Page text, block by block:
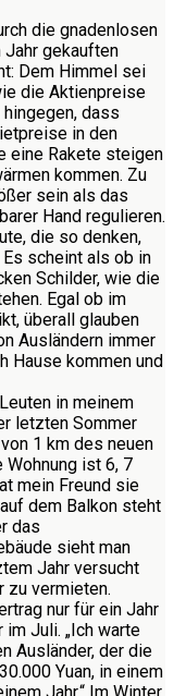
die gnadenlosen
gekauften
Dem Himmel sei
die Aktienpreise
dass
in den
eine Rakete steigen
kommen. Zu
sein als das
Hand regulieren.
die so denken,
scheint als ob in
Schilder, wie die
Egal ob im
überall glauben
Ausländern immer
Hause kommen und
in meinem
letzten Sommer
1 km des neuen
Wohnung ist 6, 7
mein Freund sie
dem Balkon steht
das
sieht man
Jahr versucht
zu vermieten.
nur für ein Jahr
Juli. „Ich warte
Ausländer, der die
Yuan, in einem